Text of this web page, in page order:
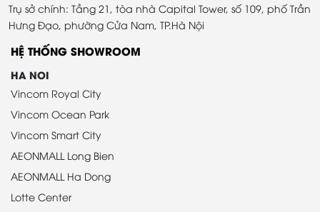
Trụ sở chính: Tầng 21, tòa nhà Capital Tower, số 109, phố Trần
Hưng Đạo, phường Cửa Nam, TP.Hà Nội
HỆ THỐNG SHOWROOM
HA NOI
Vincom Royal City
Vincom Ocean Park
Vincom Smart City
AEONMALL Long Bien
AEONMALL Ha Dong
Lotte Center